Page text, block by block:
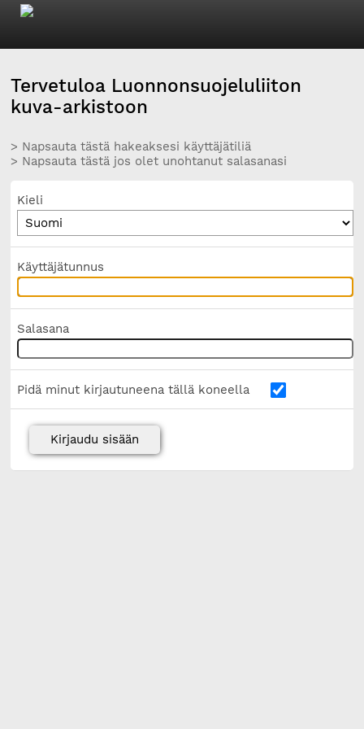
Tervetuloa Luonnonsuojeluliiton
kuva-arkistoon
> Napsauta tästä hakeaksesi käyttäjätiliä
> Napsauta tästä jos olet unohtanut salasanasi
Kieli
Käyttäjätunnus
Salasana
Pidä minut kirjautuneena tällä koneella